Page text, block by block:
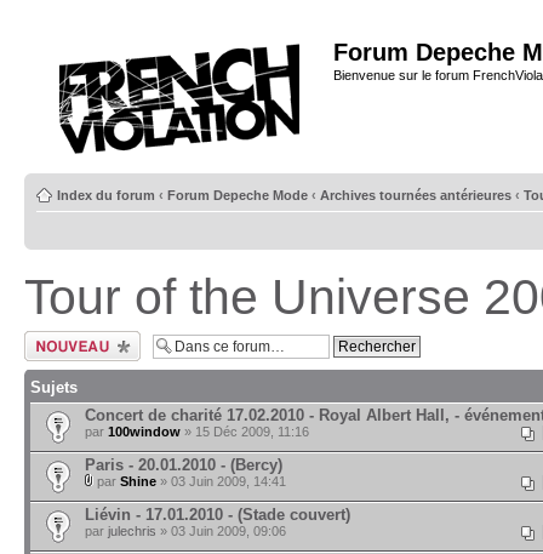
Forum Depeche
Bienvenue sur le forum
Index du forum ‹ Forum Depeche Mode ‹ Archives tournées antérieures ‹
Tour of the Universe
Ecrire un nouveau
sujet
Sujets
Concert de charité 17.02.2010 - Royal Albert Hall, -
par 100window » 15 Déc 2009, 11:16
Paris - 20.01.2010 - (Bercy)
par Shine » 03 Juin 2009, 14:41
Liévin - 17.01.2010 - (Stade couvert)
par julechris » 03 Juin 2009, 09:06